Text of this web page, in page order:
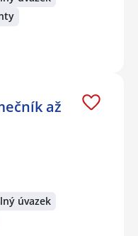
až
úvazek